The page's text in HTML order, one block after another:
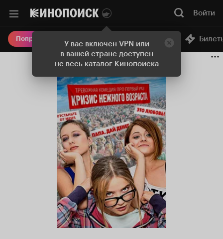
У вас включен VPN или
в вашей стране доступен
не весь каталог Кинопоиска
Войти
Попробовать Плюс Онлайн-кинотеатр